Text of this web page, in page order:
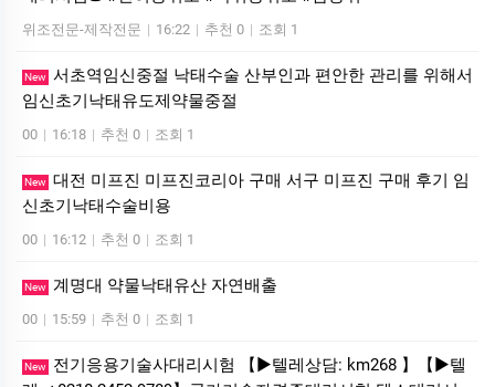
위조전문-제작전문 | 16:22 | 추천 0 | 조회 1
New 서초역임신중절 낙태수술 산부인과 편안한 관리를 위해서
임신초기낙태유도제약물중절
00 | 16:18 | 추천 0 | 조회 1
New 대전 미프진 미프진코리아 구매 서구 미프진 구매 후기 임
신초기낙태수술비용
00 | 16:12 | 추천 0 | 조회 1
New 계명대 약물낙태유산 자연배출
00 | 15:59 | 추천 0 | 조회 1
New
전기응용기술사대리시험 【▶텔레상담: km268 】【▶텔